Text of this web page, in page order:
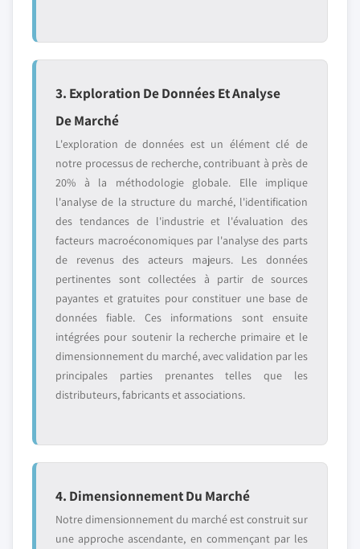
3. Exploration De Données Et Analyse
De Marché
L'exploration de données est un élément clé de
notre processus de recherche, contribuant à près de
20% à la méthodologie globale. Elle implique
l'analyse de la structure du marché, l'identification
des tendances de l'industrie et l'évaluation des
facteurs macroéconomiques par l'analyse des parts
de revenus des acteurs majeurs. Les données
pertinentes sont collectées à partir de sources
payantes et gratuites pour constituer une base de
données fiable. Ces informations sont ensuite
intégrées pour soutenir la recherche primaire et le
dimensionnement du marché, avec validation par les
principales parties prenantes telles que les
distributeurs, fabricants et associations.
4. Dimensionnement Du Marché
Notre dimensionnement du marché est construit sur
une approche ascendante, en commençant par les